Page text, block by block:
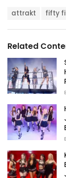
r
i
s
:
:
attrakt fifty
Related